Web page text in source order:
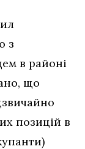
з
в районі
що
позицій в